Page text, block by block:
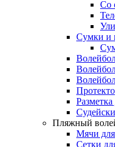
Со
Сумки и
Пляжный
Мячи
Сетки